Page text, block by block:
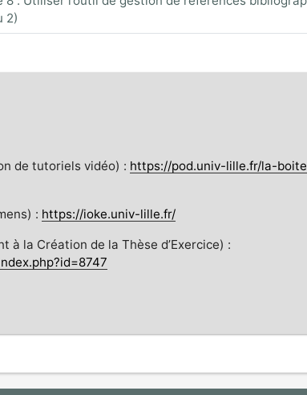
2)
de tutoriels vidéo) : https://pod.univ-lille.fr/la-
: https://ioke.univ-lille.fr/
à la Création de la Thèse d’Exercice) :